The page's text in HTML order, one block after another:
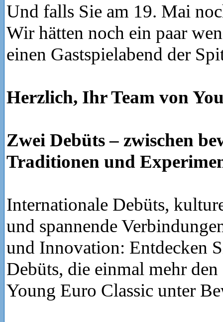
Und falls Sie am 19. Mai
Wir hätten noch ein paar
einen Gastspielabend der
Herzlich, Ihr Team von
Zwei Debüts – zwischen
Traditionen und
Internationale Debüts,
und spannende
und Innovation: Entdecken
Debüts, die einmal mehr
Young Euro Classic unter